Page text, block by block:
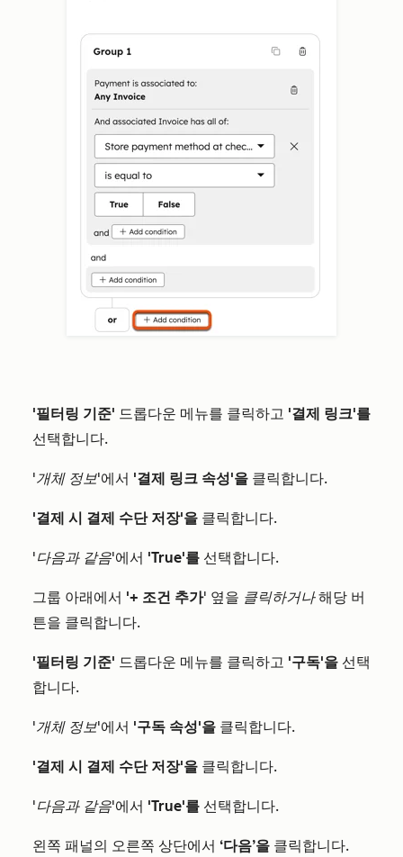
'필터링 기준' 드롭다운 메뉴를 클릭하고 '결제 링크'를
선택합니다.
'개체 정보'에서 '결제 링크 속성'을 클릭합니다.
'결제 시 결제 수단 저장'을 클릭합니다.
'다음과 같음'에서 'True'를 선택합니다.
그룹 아래에서 '+ 조건 추가' 옆을 클릭하거나해당 버
튼을 클릭합니다.
'필터링 기준' 드롭다운 메뉴를 클릭하고 '구독'을 선택
합니다.
'개체 정보'에서 '구독 속성'을 클릭합니다.
'결제 시 결제 수단 저장'을 클릭합니다.
'다음과 같음'에서 'True'를 선택합니다.
왼쪽 패널의 오른쪽 상단에서 ‘다음’을 클릭합니다.